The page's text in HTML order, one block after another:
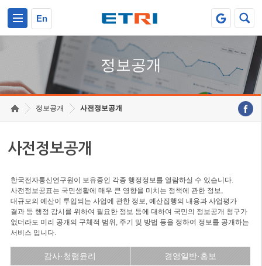
En
정보공개
정보공개 사전정보공개
사전정보공개
한국전자통신연구원이 보유중인 각종 행정정보를 열람하실 수 있습니다.
사전정보공표는 국민생활에 매우 큰 영향을 미치는 정책에 관한 정보,
대규모의 예산이 투입되는 사업에 관한 정보, 예산집행의 내용과 사업평가
결과 등 행정 감시를 위하여 필요한 정보 등에 대하여 국민의 정보공개 청구가
없더라도 미리 공개의 구체적 범위, 주기 및 방법 등을 정하여 정보를 공개하는
서비스 입니다.
감사·청렴윤리 경영일반·홍보